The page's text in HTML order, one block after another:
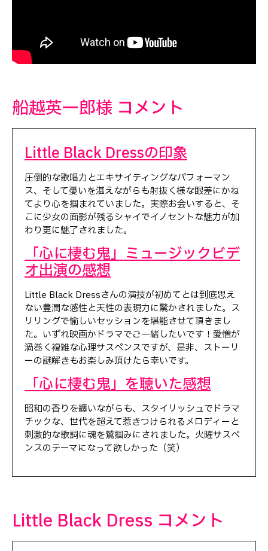
船越英一郎様 コメント
Little Black Dressの印象
圧倒的な歌唱力とエキサイティングなパフォーマン
ス、そして憂いを湛えながらも射抜く様な眼差にかね
てより心を掴まれていました。実際お会いすると、そ
こに少女の面影が残るシャイでイノセントな魅力が加
わり更に魅了されました。
「心に棲む鬼」ミュージックビデ
オ出演の感想
Little Black Dressさんの演技が初めてとは到底思え
ない豊潤な感性と天性の表現力に驚かされました。ス
リリングで愉しいセッションを堪能させて頂きまし
た。いずれ映画かドラマでご一緒したいです！愛憎が
渦巻く複雑な心理サスペンスですが、是非、ストーリ
ーの謎解きもお楽しみ頂けたら幸いです。
「心に棲む鬼」を聴いた感想
昭和の香りを纏いながらも、スタイリッシュでドラマ
チックな、世代を超えて惹きつけられるメロディーと
刺激的な歌詞に魂を鷲掴みにされました。火曜サスペ
ンスのテーマになって欲しかった（笑）
Little Black Dress コメント